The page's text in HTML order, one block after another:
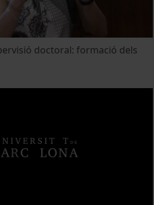
doctoral: formació dels